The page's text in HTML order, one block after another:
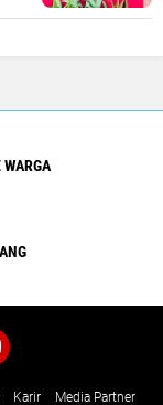
Karir Media Partner